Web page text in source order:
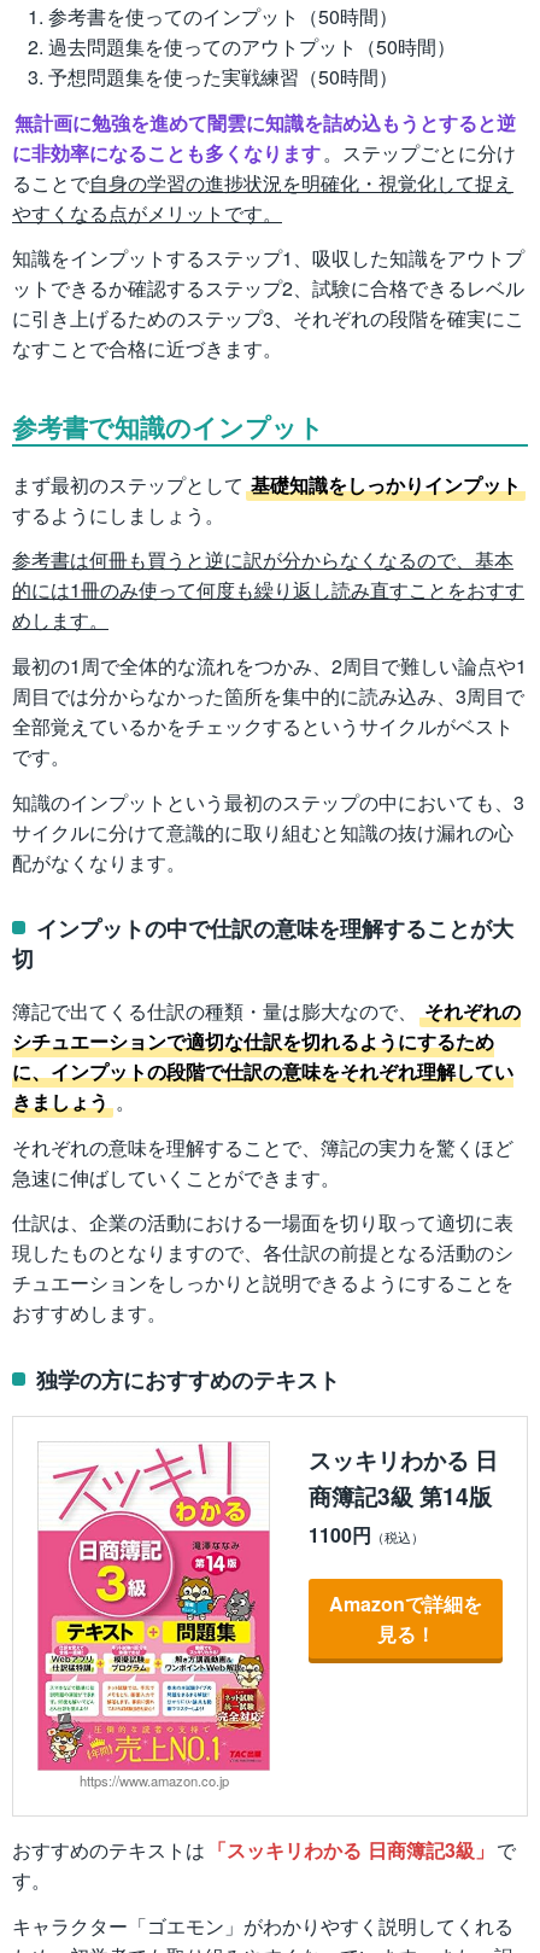
参考書を使ってのインプット（50時間）
過去問題集を使ってのアウトプット（50時間）
予想問題集を使った実戦練習（50時間）
無計画に勉強を進めて闇雲に知識を詰め込もうとすると逆
に非効率になることも多くなります。ステップごとに分け
ることで自身の学習の進捗状況を明確化・視覚化して捉え
やすくなる点がメリットです。
知識をインプットするステップ1、吸収した知識をアウトプ
ットできるか確認するステップ2、試験に合格できるレベル
に引き上げるためのステップ3、それぞれの段階を確実にこ
なすことで合格に近づきます。
参考書で知識のインプット
まず最初のステップとして 基礎知識をしっかりインプット
するようにしましょう。
参考書は何冊も買うと逆に訳が分からなくなるので、基本
的には1冊のみ使って何度も繰り返し読み直すことをおすす
めします。
最初の1周で全体的な流れをつかみ、2周目で難しい論点や1
周目では分からなかった箇所を集中的に読み込み、3周目で
全部覚えているかをチェックするというサイクルがベスト
です。
知識のインプットという最初のステップの中においても、3
サイクルに分けて意識的に取り組むと知識の抜け漏れの心
配がなくなります。
インプットの中で仕訳の意味を理解することが大
切
簿記で出てくる仕訳の種類・量は膨大なので、
それぞれの
シチュエーションで適切な仕訳を切れるようにするため
に、インプットの段階で仕訳の意味をそれぞれ理解してい
きましょう 。
それぞれの意味を理解することで、簿記の実力を驚くほど
急速に伸ばしていくことができます。
仕訳は、企業の活動における一場面を切り取って適切に表
現したものとなりますので、各仕訳の前提となる活動のシ
チュエーションをしっかりと説明できるようにすることを
おすすめします。
独学の方におすすめのテキスト
https://www.amazon.co.jp
スッキリわかる 日
商簿記3級 第14版
1100円
Amazonで詳細を
見る！
おすすめのテキストは 「スッキリわかる 日商簿記3級」 で
す。
キャラクター「ゴエモン」がわかりやすく説明してくれる